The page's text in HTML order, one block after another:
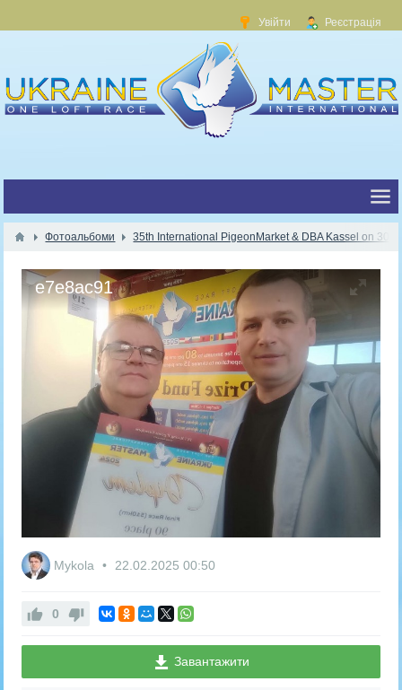
Увійти Реєстрація
Фотоальбоми 35th International PigeonMarket & DBA Kassel on
e7e8ac91
Mykola 22.02.2025 00:50
0
Завантажити